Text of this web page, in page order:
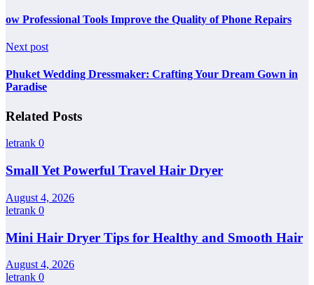
ow Professional Tools Improve the Quality of Phone Repairs
Next post
Phuket Wedding Dressmaker: Crafting Your Dream Gown in
Paradise
Related Posts
letrank 0
Small Yet Powerful Travel Hair Dryer
August 4, 2026
letrank 0
Mini Hair Dryer Tips for Healthy and Smooth Hair
August 4, 2026
letrank 0